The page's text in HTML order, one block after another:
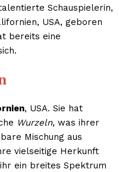
Schauspielerin,
USA, geboren
bereits eine
, USA. Sie hat
Wurzeln, was ihrer
Mischung aus
vielseitige Herkunft
ein breites Spektrum